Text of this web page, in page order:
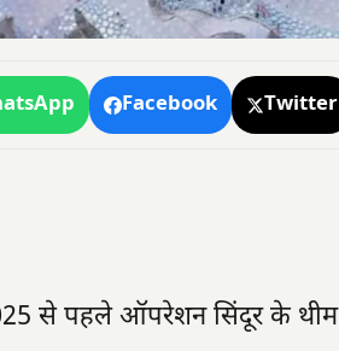
Facebook Twitter
से पहले ऑपरेशन सिंदूर के थीम